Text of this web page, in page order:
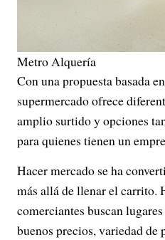
Metro Alquería
Con una propuesta basada
supermercado ofrece
amplio surtido y opciones
para quienes tienen un
Hacer mercado se ha
más allá de llenar el carrito.
comerciantes buscan
buenos precios, variedad de